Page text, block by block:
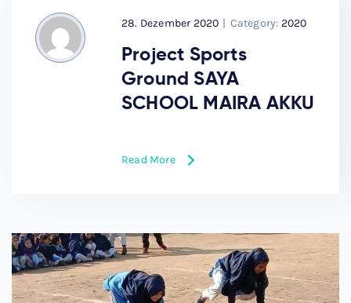
28. Dezember 2020 | Category: 2020
Project Sports
Ground SAYA
SCHOOL MAIRA AKKU
Read More